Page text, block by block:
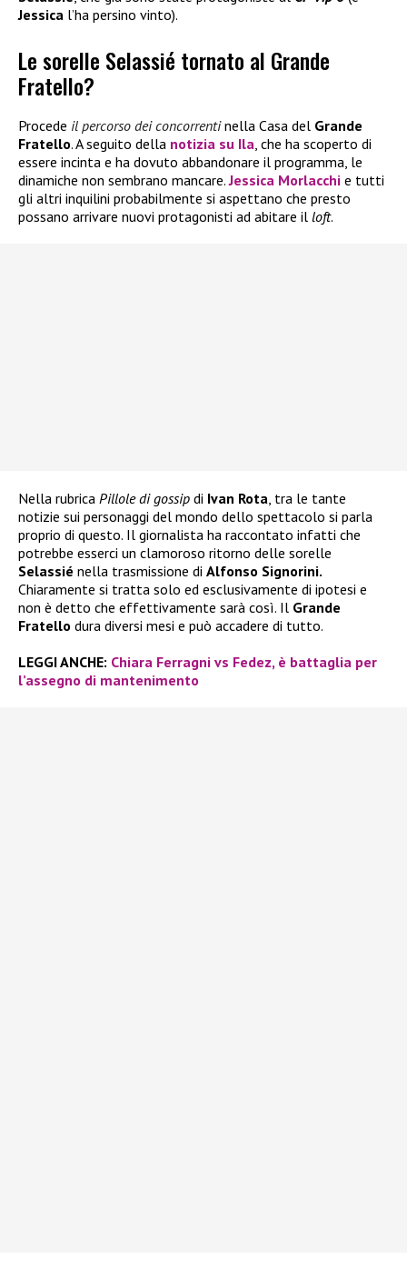
Jessica l’ha persino vinto).
Le sorelle Selassié tornato al Grande
Fratello?
Procede il percorso dei concorrentinella Casa del Grande
Fratello. A seguito della notizia su Ila, che ha scoperto di
essere incinta e ha dovuto abbandonare il programma, le
dinamiche non sembrano mancare.Jessica Morlacchi e tutti
gli altri inquilini probabilmente si aspettano che presto
possano arrivare nuovi protagonisti ad abitare il loft.
Nella rubrica Pillole di gossip di Ivan Rota, tra le tante
notizie sui personaggi del mondo dello spettacolo si parla
proprio di questo. Il giornalista ha raccontato infatti che
potrebbe esserci un clamoroso ritorno delle sorelle
Selassié nella trasmissione di Alfonso Signorini.
Chiaramente si tratta solo ed esclusivamente di ipotesi e
non è detto che effettivamente sarà così. Il Grande
Fratello dura diversi mesi e può accadere di tutto.
LEGGI ANCHE: Chiara Ferragni vs Fedez, è battaglia per
l’assegno di mantenimento